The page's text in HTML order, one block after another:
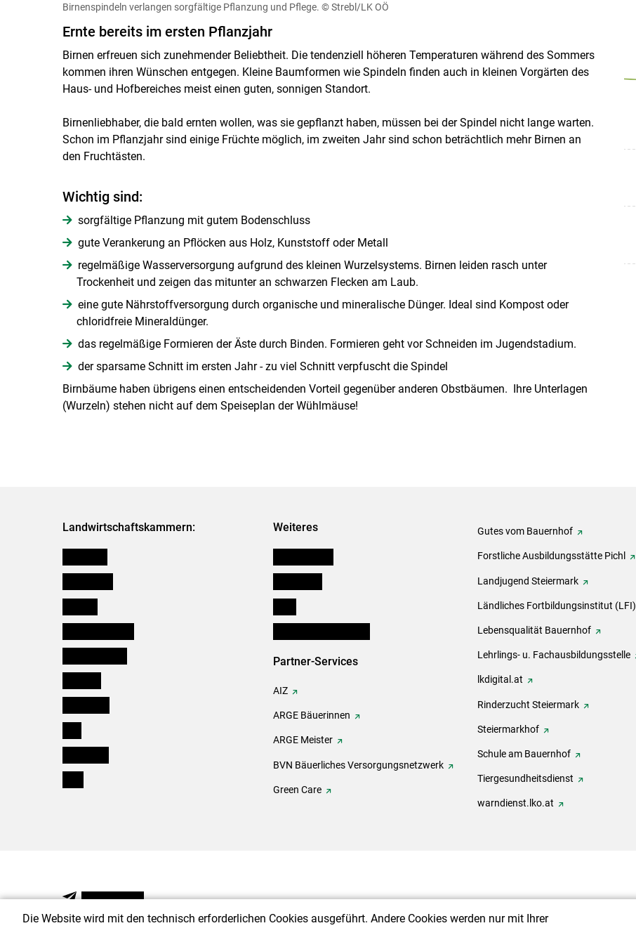
Birnenspindeln verlangen sorgfältige Pflanzung und Pflege. © Strebl/LK OÖ
Ernte bereits im ersten Pflanzjahr
Birnen erfreuen sich zunehmender Beliebtheit. Die tendenziell höheren Temperaturen während des Sommers
kommen ihren Wünschen entgegen. Kleine Baumformen wie Spindeln finden auch in kleinen Vorgärten des
Haus- und Hofbereiches meist einen guten, sonnigen Standort.
Birnenliebhaber, die bald ernten wollen, was sie gepflanzt haben, müssen bei der Spindel nicht lange warten.
Schon im Pflanzjahr sind einige Früchte möglich, im zweiten Jahr sind schon beträchtlich mehr Birnen an
den Fruchtästen.
Wichtig sind:
sorgfältige Pflanzung mit gutem Bodenschluss
gute Verankerung an Pflöcken aus Holz, Kunststoff oder Metall
regelmäßige Wasserversorgung aufgrund des kleinen Wurzelsystems. Birnen leiden rasch unter
Trockenheit und zeigen das mitunter an schwarzen Flecken am Laub.
eine gute Nährstoffversorgung durch organische und mineralische Dünger. Ideal sind Kompost oder
chloridfreie Mineraldünger.
das regelmäßige Formieren der Äste durch Binden. Formieren geht vor Schneiden im Jugendstadium.
der sparsame Schnitt im ersten Jahr - zu viel Schnitt verpfuscht die Spindel
Birnbäume haben übrigens einen entscheidenden Vorteil gegenüber anderen Obstbäumen. Ihre Unterlagen
(Wurzeln) stehen nicht auf dem Speiseplan der Wühlmäuse!
Landwirtschaftskammern: Weiteres
Partner-Services
AIZ
ARGE Bäuerinnen
ARGE Meister
BVN Bäuerliches Versorgungsnetzwerk
Green Care
Gutes vom Bauernhof
Forstliche Ausbildungsstätte Pichl
Landjugend Steiermark
Ländliches Fortbildungsinstitut (LFI)
Lebensqualität Bauernhof
Lehrlings- u. Fachausbildungsstelle
lkdigital.at
Rinderzucht Steiermark
Steiermarkhof
Schule am Bauernhof
Tiergesundheitsdienst
warndienst.lko.at
NEWSLETTER
Die Website wird mit den technisch erforderlichen Cookies ausgeführt. Andere Cookies werden nur mit Ihrer